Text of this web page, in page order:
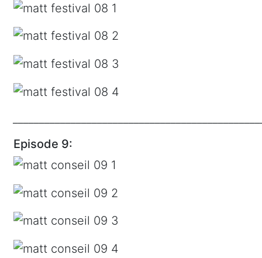
Episode 9: